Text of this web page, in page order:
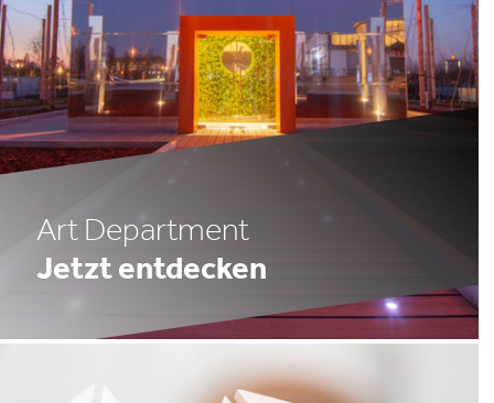
Art Department
Jetzt entdecken